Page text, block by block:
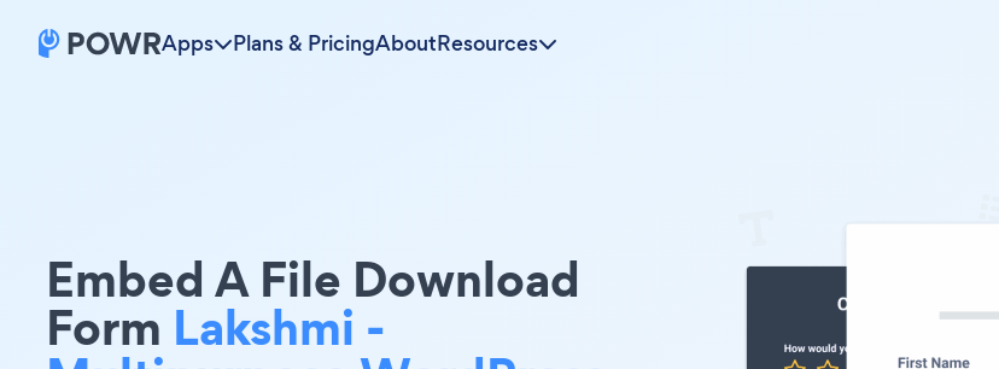
Apps Plans & PricingAboutResources
Embed A File Download
Form Lakshmi -